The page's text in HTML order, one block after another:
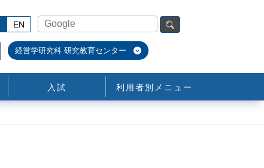
EN
経営学研究科 研究教育センター
入試 利用者別メニュー